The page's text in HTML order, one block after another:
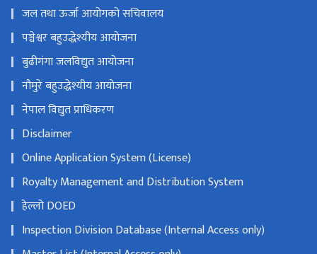
जल तथा ऊर्जा आयोगको सचिवालय
पञ्चेश्वर बहुउद्धेश्यीय आयोजना
बुढीगंगा जलविद्युत आयोजना
नौमुरे बहुउद्धेश्यीय आयोजना
नेपाल विद्युत प्राधिकरण
Disclaimer
Online Application System (License)
Royalty Management and Distribution System
हेल्लो DOED
Inspection Division Database (Internal Access only)